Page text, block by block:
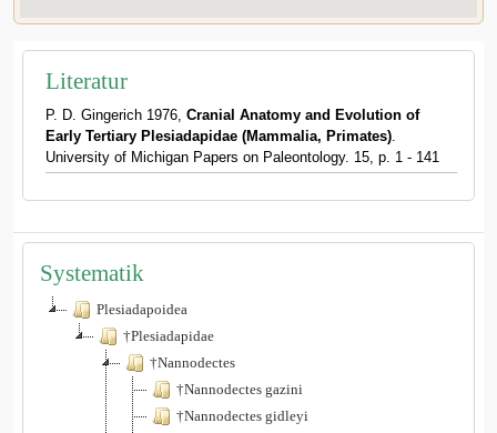
Literatur
P. D. Gingerich 1976, Cranial Anatomy and Evolution of
Early Tertiary Plesiadapidae (Mammalia, Primates).
University of Michigan Papers on Paleontology. 15, p. 1 - 141
Systematik
Plesiadapoidea
†Plesiadapidae
†Nannodectes
†Nannodectes gazini
†Nannodectes gidleyi